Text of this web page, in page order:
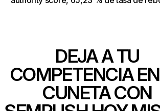
DEJA A TU
COMPETENCIA
CUNETA CON